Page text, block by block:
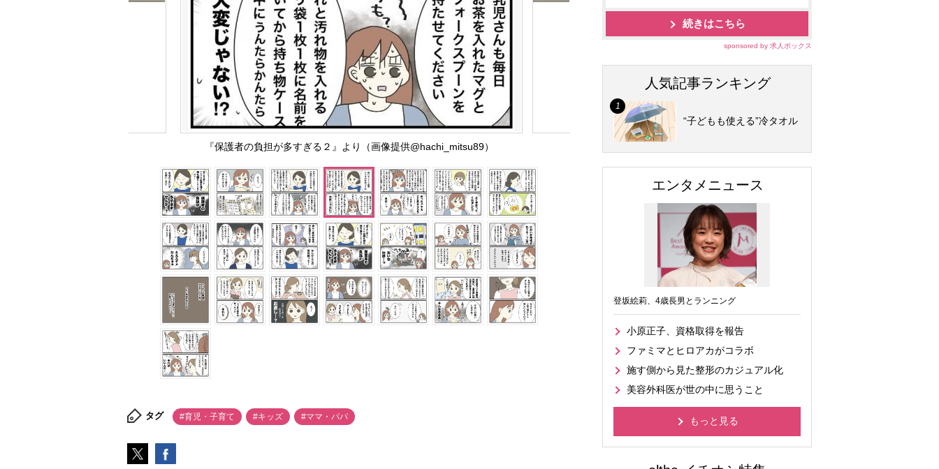
『保護者の負担が多すぎる２』より（画像提供@hachi_mitsu89）
タグ #育児・子育て #キッズ #ママ・パパ
続きはこちら
sponsored by 求人ボックス
人気記事ランキング
“子どもも使える”冷タオル
エンタメニュース
登坂絵莉、4歳長男とランニング
小原正子、資格取得を報告
ファミマとヒロアカがコラボ
施す側から見た整形のカジュアル化
美容外科医が世の中に思うこと
もっと見る